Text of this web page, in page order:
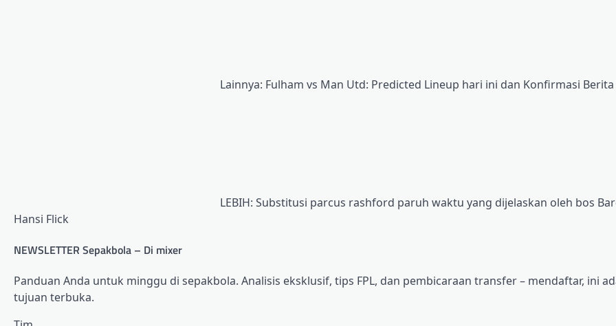
Lainnya: Fulham vs Man Utd: Predicted Lineup hari ini dan Konfirmasi Berita
LEBIH: Substitusi parcus rashford paruh waktu yang dijelaskan oleh bos
Hansi Flick
NEWSLETTER Sepakbola – Di mixer
Panduan Anda untuk minggu di sepakbola. Analisis eksklusif, tips FPL, dan pembicaraan transfer – mendaftar, ini
tujuan terbuka.